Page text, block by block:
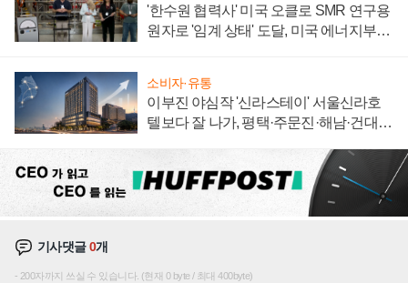
'한수원 협력사' 미국 오클로 SMR 연구용
원자로 '임계 상태' 도달, 미국 에너지부
소비자·유통
이부진 야심작 '신라스테이' 서울신라호
텔보다 잘 나가, 평택·주문진·해남·건대로
기사댓글0개
200자까지 쓰실 수 있습니다. (현재 0 byte / 최대 400byte)